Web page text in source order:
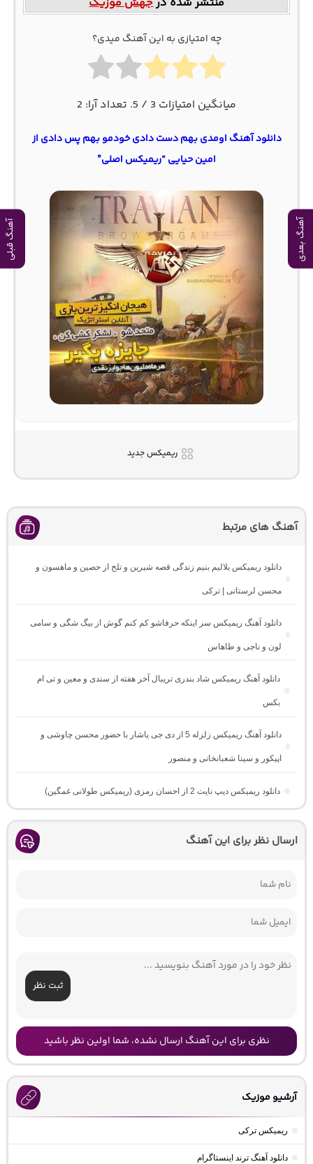
آهنگ بعدی آهنگ قبلی
چه امتیازی به این آهنگ میدی؟
میانگین امتیازات 3 / 5. تعداد آرا: 2
دانلود آهنگ اومدی بهم دست دادی خودمو بهم پس دادی از
امین حیایی “ریمیکس اصلی”
ریمیکس جدید
آهنگ های مرتبط
دانلود ریمیکس بلالیم بنیم زندگی قصه شیرین و تلخ از حصین و ماهسون و
محسن لرستانی | ترکی
دانلود آهنگ ریمیکس سر اینکه حرفاشو کم کنم گوش از بیگ شگی و سامی
لون و ناجی و طاهاس
دانلود آهنگ ریمیکس شاد بندری تریبال آخر هفته از سندی و معین و تی ام
بکس
دانلود آهنگ ریمیکس زلزله 5 از دی جی یاشار با حضور محسن چاوشی و
اپیکور و سینا شعبانخانی و منصور
دانلود ریمیکس دیپ نایت 2 از احسان رمزی (ریمیکس طولانی غمگین)
ارسال نظر برای این آهنگ
ثبت نظر
نظری برای این آهنگ ارسال نشده، شما اولین نظر باشید
آرشیو موزیک
ریمیکس ترکی
دانلود آهنگ ترند اینستاگرام